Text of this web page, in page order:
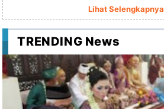
Lihat Selengkapnya
TRENDING News